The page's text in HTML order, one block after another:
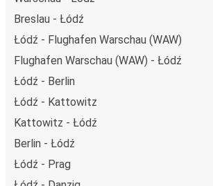
Breslau - Łódź
Łódź - Flughafen Warschau (WAW)
Flughafen Warschau (WAW) - Łódź
Łódź - Berlin
Łódź - Kattowitz
Kattowitz - Łódź
Berlin - Łódź
Łódź - Prag